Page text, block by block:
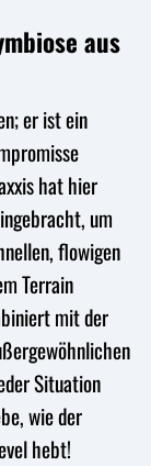
aus
er ist ein
hat hier
um
flowigen
Terrain
mit der
Situation
wie der
hebt!